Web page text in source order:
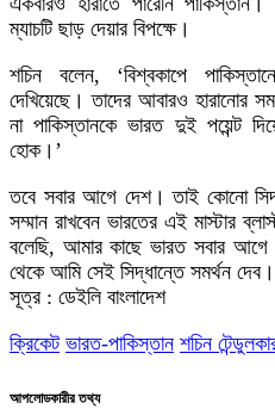
ম্যাচটি ছাড় দেয়ার বিপক্ষে।
শচিন বলেন, ‘বিশ্বকাপে
দেখিয়েছে। তাদের আবারও হারানোর
না পাকিস্তানকে ভারত দুই পয়েন্ট
হোক।’
তবে সবার আগে দেশ। তাই কোনো
সম্মান রাখবেন ভারতের এই মাস্টার
বলেছি, আমার কাছে ভারত সবার
থেকে আমি সেই সিদ্ধান্তে সমর্থন
সূত্র : ডেইলি বাংলাদেশ
ক্রিকেট ভারত-পাকিস্তান শচিন
আপলোডকারীর তথ্য